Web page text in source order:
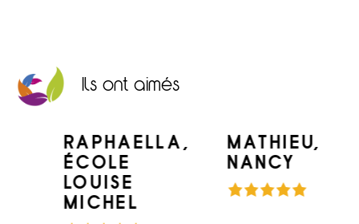
Ils ont aimés
RAPHAELLA,
ÉCOLE
LOUISE
MICHEL
MATHIEU,
NANCY